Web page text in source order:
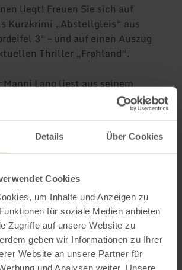
Details Über Cookies
Cookies
um Inhalte und Anzeigen zu
für soziale Medien anbieten
Zugriffe auf unsere Website zu
geben wir Informationen zu Ihrer
Website an unsere Partner für
und Analysen weiter. Unsere
liegt! Freuen Sie sich auf
Kurzkrimi „Abstellgleis“ aus
3“ – und auf einen Auszug
Thriller „Frøhland“.
Lang liest aus seinem
„Schattenwölfe“, dessen
Petersburg bis an den
Bleiberg führt. In seinem
„Pocahontas und die
„Nordeifel Mordeifel 3“
aus dem
Hellenthal, dass
Ermittlungsarbeit beflügelt…
öffnet seine Türen für einen
Kulissen eines Ortes, an dem
und an Zukunft